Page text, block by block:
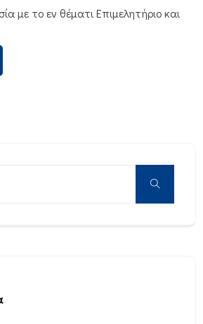
με το εν θέματι Επιμελητήριο και